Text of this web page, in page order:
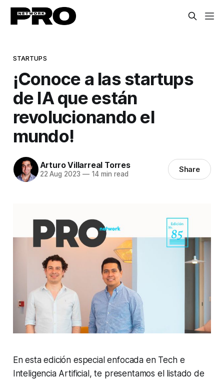
STARTUPS
¡Conoce a las startups
de IA que están
revolucionando el
mundo!
Arturo Villarreal Torres
22 Aug 2023 —14 min read Share
En esta edición especial enfocada en Tech e
Inteligencia Artificial, te presentamos el listado de